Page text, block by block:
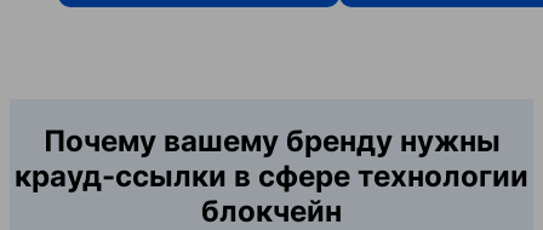
Почему вашему бренду нужны
крауд-ссылки в сфере технологии
блокчейн